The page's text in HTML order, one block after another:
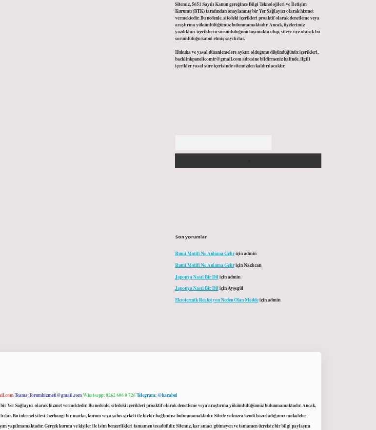
Sitemiz, 5651 Sayılı Kanun gereğince Bilgi Teknolojileri ve İletişim
Kurumu (BTK) tarafından onaylanmış bir Yer Sağlayıcı olarak hizmet
vermektedir. Bu nedenle, sitedeki içerikleri proaktif olarak denetleme veya
araştırma yükümlülüğümüz bulunmamaktadır. Ancak, üyelerimiz
yazdıkları içeriklerin sorumluluğunu taşımakta olup, siteye üye olarak bu
sorumluluğu kabul etmiş sayılırlar.
Hukuka ve yasal düzenlemelere aykırı olduğunu düşündüğünüz içerikleri,
backlinkpanelicomtr@gmail.comadresine bildirmeniz halinde, ilgili
içerikler yasal süre içerisinde sitemizden kaldırılacaktır.
Son yorumlar
Rumi Motifi Ne Anlama Geliriçinadmin
Rumi Motifi Ne Anlama GeliriçinNazlıcan
Japonya Nasıl Bir Dil içinadmin
Japonya Nasıl Bir DiliçinAyşegül
Ekzotermik Reaksiyon Neden Olan Maddeiçinadmin
Teams:forumhizmeti@gmail.comWhatsapp: 0262 606 0 726Telegram: @karabul
Sağlayıcı olarak hizmet vermektedir. Bu nedenle, sitedeki içerikleri proaktif olarak denetleme veya araştırma yükümlülüğümüz bulunmamaktadır. Ancak,
Bu internet sitesi, herhangi bir marka, kurum veya şahıs şirketi ile hiçbir bağlantısı bulunmamaktadır. Sitede yalnızca kendi hazırladığımız makaleler
yapılmamaktadır. Gerçek kurum ve kişiler ile isim benzerlikleri tamamen tesadüfidir. Sitemiz, kar amacı gütmeyen ve tamamen ücretsiz bir bilgi paylaşım